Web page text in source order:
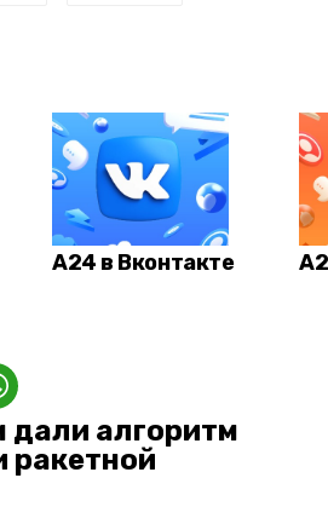
А24 в Вконтакте
дали алгоритм
ракетной